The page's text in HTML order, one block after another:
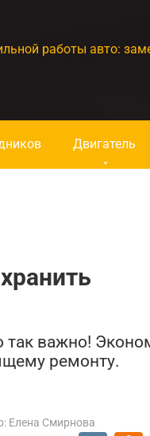
работы авто:
Двигатель
так важно!
ремонту.
Елена Смирнова